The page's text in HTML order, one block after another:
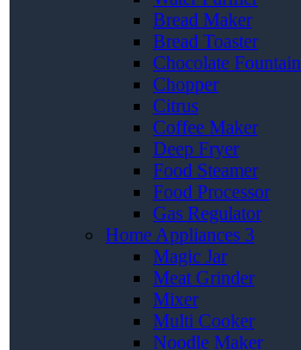
Bread Maker
Bread Toaster
Chocolate Fountain
Chopper
Citrus
Coffee Maker
Deep Fryer
Food Steamer
Food Processor
Gas Regulator
Home Appliances 3
Magic Jar
Meat Grinder
Mixer
Multi Cooker
Noodle Maker